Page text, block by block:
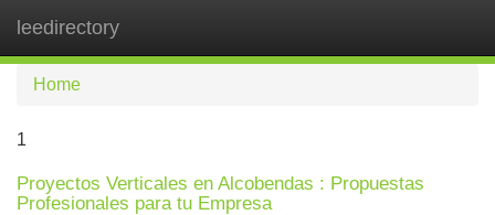
leedirectory
Home
1
Proyectos Verticales en Alcobendas : Propuestas
Profesionales para tu Empresa